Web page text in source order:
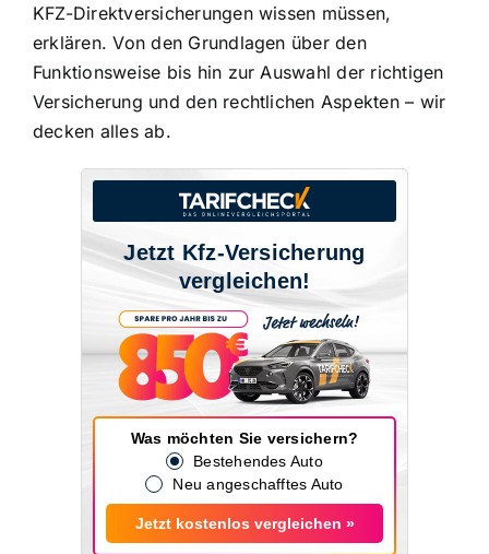
KFZ-Direktversicherungen wissen müssen,
erklären. Von den Grundlagen über den
Funktionsweise bis hin zur Auswahl der richtigen
Versicherung und den rechtlichen Aspekten – wir
decken alles ab.
Jetzt Kfz-Versicherung
vergleichen!
Was möchten Sie versichern?
Bestehendes Auto
Neu angeschafftes Auto
Jetzt kostenlos vergleichen »